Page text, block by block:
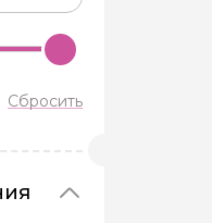
Сбросить